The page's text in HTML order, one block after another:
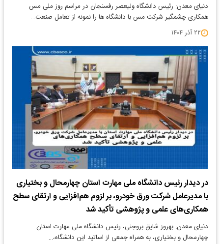
دنیای معدن: رئیس دانشگاه ولیعصر رفسنجان در مراسم روز ملی مس
همکاری چشمگیر شرکت مس با دانشگاه ها را نمونه از تعامل صنعت…
۲۲ آذر ۱۴۰۴
در دیدار رئیس دانشگاه ملی مهارت استان چهارمحال و بختیاری
با مدیرعامل شرکت ورق خودرو، بر لزوم هم‌افزایی و ارتقای سطح
همکاری‌های علمی و پژوهشی تأکید شد
دنیای معدن: بهروز شایق بروجنی، رئیس دانشگاه ملی مهارت استان
چهارمحال و بختیاری، به همراه جمعی از اساتید این دانشگاه،…